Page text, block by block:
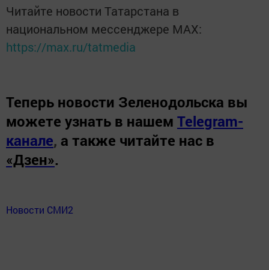
Читайте новости Татарстана в
национальном мессенджере MАХ:
https://max.ru/tatmedia
Теперь новости Зеленодольска вы
можете узнать в нашем Telegram-
канале, а также читайте нас в
«Дзен».
Новости СМИ2